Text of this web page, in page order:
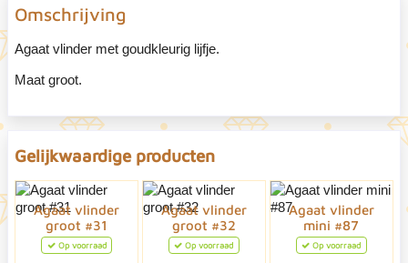
Omschrijving
Agaat vlinder met goudkleurig lijfje.
Maat groot.
Gelijkwaardige producten
Agaat vlinder
groot #31
Op voorraad
Agaat vlinder
groot #32
Op voorraad
Agaat vlinder
mini #87
Op voorraad